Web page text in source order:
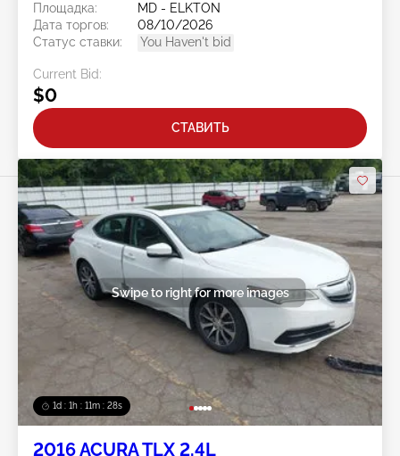
Площадка:
MD - ELKTON
Дата торгов:
08/10/2026
Статус ставки:
You Haven't bid
Current Bid:
$0
СТАВИТЬ
1d : 1h : 11m : 25s
Swipe to right for more images
2016 ACURA TLX 2.4L